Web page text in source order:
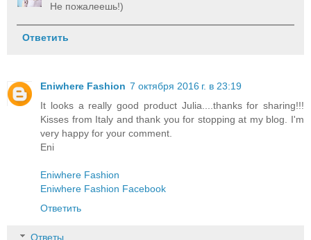
Не пожалеешь!)
Ответить
Eniwhere Fashion 7 октября 2016 г. в 23:19
It looks a really good product Julia....thanks for sharing!!!
Kisses from Italy and thank you for stopping at my blog. I'm
very happy for your comment.
Eni
Eniwhere Fashion
Eniwhere Fashion Facebook
Ответить
Ответы